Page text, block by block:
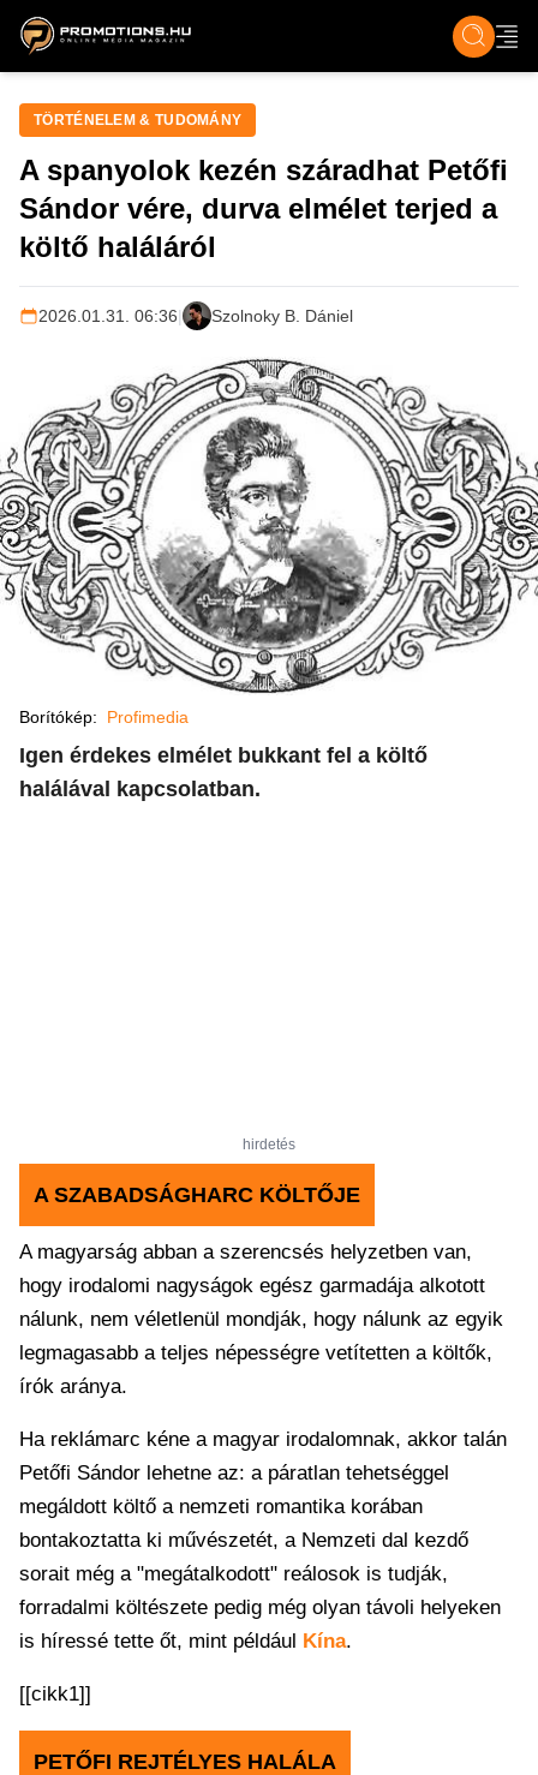
ZENE, FILM & KULT ÉLET TECH &
TÖRTÉNELEM & TUDOMÁNY
A spanyolok kezén száradhat Petőfi
Sándor vére, durva elmélet terjed a
költő haláláról
2026.01.31. 06:36| Szolnoky B. Dániel
Borítókép: Profimedia
Igen érdekes elmélet bukkant fel a költő
halálával kapcsolatban.
hirdetés
A SZABADSÁGHARC KÖLTŐJE
A magyarság abban a szerencsés helyzetben van,
hogy irodalomi nagyságok egész garmadája alkotott
nálunk, nem véletlenül mondják, hogy nálunk az egyik
legmagasabb a teljes népességre vetítetten a költők,
írók aránya.
Ha reklámarc kéne a magyar irodalomnak, akkor talán
Petőfi Sándor lehetne az: a páratlan tehetséggel
megáldott költő a nemzeti romantika korában
bontakoztatta ki művészetét, a Nemzeti dal kezdő
sorait még a "megátalkodott" reálosok is tudják,
forradalmi költészete pedig még olyan távoli helyeken
is híressé tette őt, mint például Kína.
[[cikk1]]
PETŐFI REJTÉLYES HALÁLA